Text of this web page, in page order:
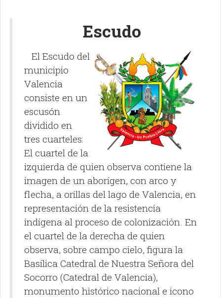
Escudo
El Escudo del
municipio
Valencia
consiste en un
escusón
dividido en
tres cuarteles:
El cuartel de la
izquierda de quien observa contiene la
imagen de un aborígen, con arco y
flecha, a orillas del lago de Valencia, en
representación de la resistencia
indígena al proceso de colonización. En
el cuartel de la derecha de quien
observa, sobre campo cielo, figura la
Basílica Catedral de Nuestra Señora del
Socorro (Catedral de Valencia),
monumento histórico nacional e icono